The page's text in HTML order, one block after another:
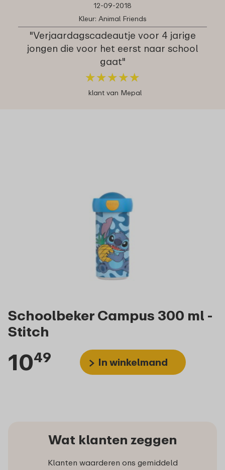
12-09-2018
Kleur: Animal Friends
"Verjaardagscadeautje voor 4 jarige
jongen die voor het eerst naar school
gaat"
★★★★★
★★★★★
klant van Mepal
Schoolbeker Campus 300 ml -
Stitch
1049 In winkelmand
Wat klanten zeggen
Klanten waarderen ons gemiddeld